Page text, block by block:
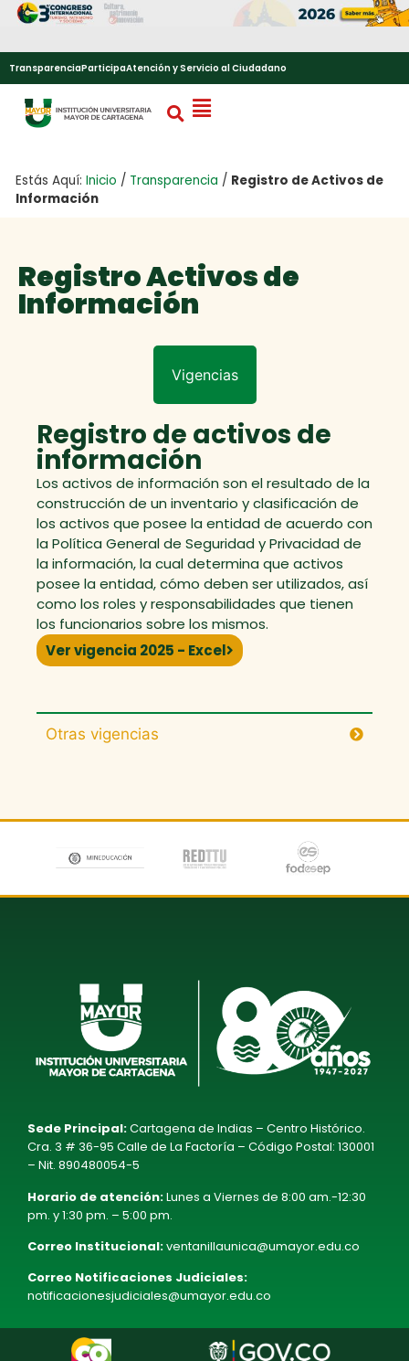
TransparenciaParticipaAtención y Servicio al Ciudadano
Estás Aquí: Inicio / Transparencia / Registro de Activos de
Información
Registro Activos de
Información
Vigencias
Registro de activos de
información
Los activos de información son el resultado de la
construcción de un inventario y clasificación de
los activos que posee la entidad de acuerdo con
la Política General de Seguridad y Privacidad de
la información, la cual determina que activos
posee la entidad, cómo deben ser utilizados, así
como los roles y responsabilidades que tienen
los funcionarios sobre los mismos.
Ver vigencia 2025 - Excel
Otras vigencias
Sede Principal:Cartagena de Indias – Centro Histórico.
Cra. 3 # 36-95 Calle de La Factoría – Código Postal: 130001
– Nit. 890480054-5
Horario de atención:Lunes a Viernes de 8:00 am.-12:30
pm. y 1:30 pm. – 5:00 pm.
Correo Institucional:ventanillaunica@umayor.edu.co
Correo Notificaciones Judiciales:
notificacionesjudiciales@umayor.edu.co